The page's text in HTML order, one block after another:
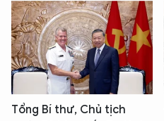
Tổng Bí thư, Chủ tịch